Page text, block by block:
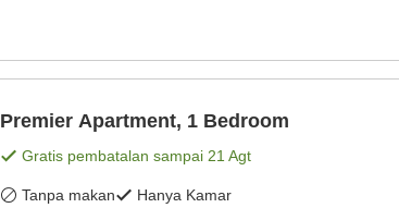
Premier Apartment, 1 Bedroom
Gratis pembatalan sampai 21 Agt
Tanpa makan Hanya Kamar